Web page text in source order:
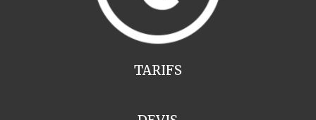
TARIFS